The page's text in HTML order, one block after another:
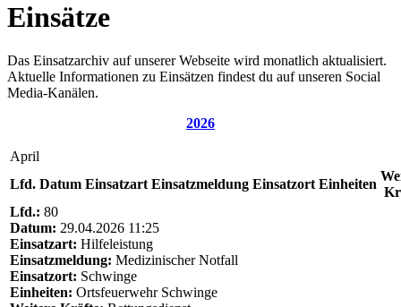
Einsätze
Das Einsatzarchiv auf unserer Webseite wird monatlich aktualisiert.
Aktuelle Informationen zu Einsätzen findest du auf unseren Social
Media-Kanälen.
2026
April
Lfd. Datum Einsatzart Einsatzmeldung Einsatzort Einheiten
Lfd.: 80
Datum: 29.04.2026 11:25
Einsatzart: Hilfeleistung
Einsatzmeldung: Medizinischer Notfall
Einsatzort: Schwinge
Einheiten: Ortsfeuerwehr Schwinge